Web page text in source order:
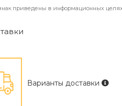
приведены в информационных
Варианты доставки